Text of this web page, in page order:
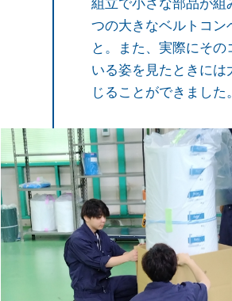
組立で小さな部品が組
つの大きなベルトコン
と。また、実際にその
いる姿を見たときには
じることができました。